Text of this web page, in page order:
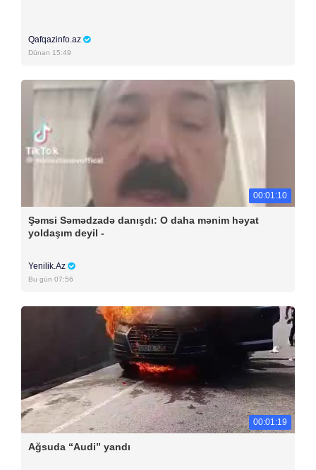
Qafqazinfo.az
Dünən 15:49
00:01:10
Şəmsi Səmədzadə danışdı: O daha mənim həyat
yoldaşım deyil -
Yenilik.Az
Bu gün 07:56
00:01:19
Ağsuda “Audi” yandı